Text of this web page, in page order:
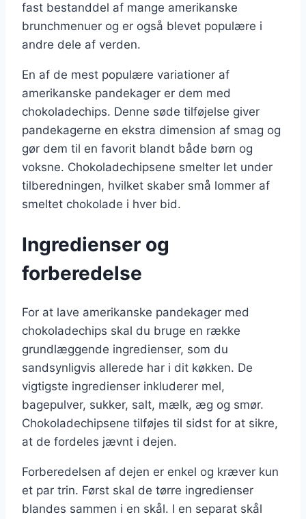
fast bestanddel af mange amerikanske
brunchmenuer og er også blevet populære i
andre dele af verden.
En af de mest populære variationer af
amerikanske pandekager er dem med
chokoladechips. Denne søde tilføjelse giver
pandekagerne en ekstra dimension af smag og
gør dem til en favorit blandt både børn og
voksne. Chokoladechipsene smelter let under
tilberedningen, hvilket skaber små lommer af
smeltet chokolade i hver bid.
Ingredienser og
forberedelse
For at lave amerikanske pandekager med
chokoladechips skal du bruge en række
grundlæggende ingredienser, som du
sandsynligvis allerede har i dit køkken. De
vigtigste ingredienser inkluderer mel,
bagepulver, sukker, salt, mælk, æg og smør.
Chokoladechipsene tilføjes til sidst for at sikre,
at de fordeles jævnt i dejen.
Forberedelsen af dejen er enkel og kræver kun
et par trin. Først skal de tørre ingredienser
blandes sammen i en skål. I en separat skål